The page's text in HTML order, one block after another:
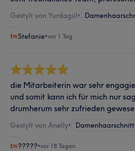
Gestylt von Yurdagül•
Stefanie•vor 1 Tag
die Mitarbeiterin war sehr
und somit kann ich für mich nur
drumherum sehr zufrieden
Gestylt von Anelly• Damenhaarschnitt
?????•vor 18 Tagen